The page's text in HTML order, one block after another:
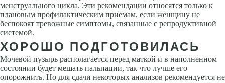
менструального цикла. Эти рекомендации относятся только к
плановым профилактическим приемам, если женщину не
беспокоят тревожные симптомы, связанные с репродуктивной
системой.
ХОРОШО ПОДГОТОВИЛАСЬ
Мочевой пузырь располагается перед маткой и в наполненном
состоянии будет мешать пальпации, так что лучше его
опорожнить. Но для сдачи некоторых анализов рекомендуется не